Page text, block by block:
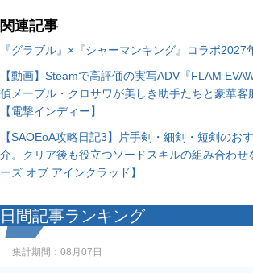
関連記事
『グラブル』×『シャーマンキング』コラボ2027
【動画】Steamで高評価の実写ADV『FLAM
偵メープル・クロサワが美しき助手たちと豪華客
【電撃インディー】
【SAOEoA攻略日記3】片手剣・細剣・短剣のお
介。クリア後も役立つソードスキルの組み合わせ
ーズ オブ アインクラッド】
日間記事ランキング
集計期間： 08月07日